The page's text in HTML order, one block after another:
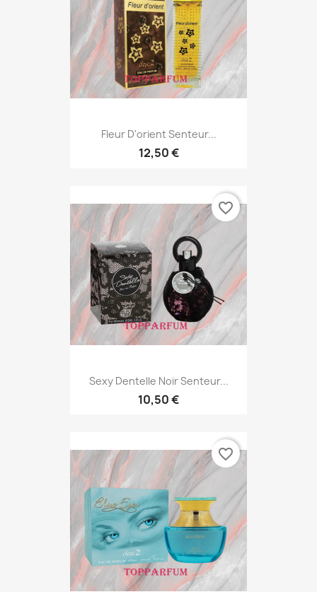
Fleur D'orient Senteur...
12,50 €
Sexy Dentelle Noir Senteur...
10,50 €
favorite_border
favorite_border